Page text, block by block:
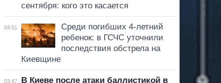
сентября: кого это касается
04:51
Среди погибших 4-летний
ребенок: в ГСЧС уточнили
последствия обстрела на
Киевщине
03:47
В Киеве после атаки баллистикой в